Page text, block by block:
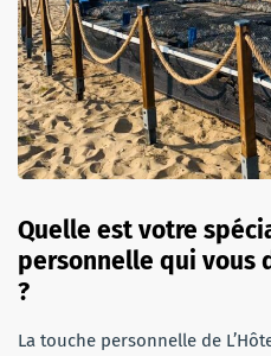
Quelle est votre
personnelle qui vous
?
La touche personnelle de